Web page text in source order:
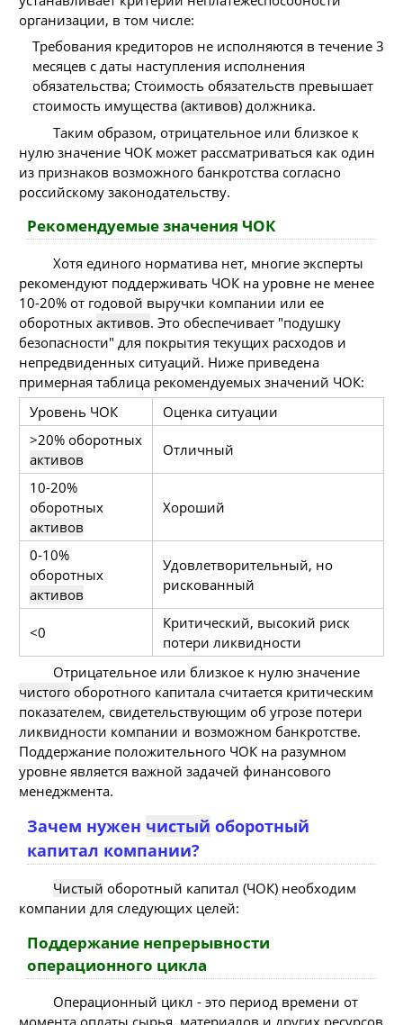
организации, в том числе:
Требования кредиторов не исполняются в течение 3
месяцев с даты наступления исполнения
обязательства; Стоимость обязательств превышает
стоимость имущества (активов) должника.
Таким образом, отрицательное или близкое к
нулю значение ЧОК может рассматриваться как один
из признаков возможного банкротства согласно
российскому законодательству.
Рекомендуемые значения ЧОК
Хотя единого норматива нет, многие эксперты
рекомендуют поддерживать ЧОК на уровне не менее
10-20% от годовой выручки компании или ее
оборотных активов. Это обеспечивает "подушку
безопасности" для покрытия текущих расходов и
непредвиденных ситуаций. Ниже приведена
примерная таблица рекомендуемых значений ЧОК:
Уровень ЧОК
Оценка ситуации
>20% оборотных
активов
Отличный
10-20%
оборотных
активов
Хороший
0-10%
оборотных
активов
Удовлетворительный, но
рискованный
<0
Критический, высокий риск
потери ликвидности
Отрицательное или близкое к нулю значение
чистого оборотного капитала считается критическим
показателем, свидетельствующим об угрозе потери
ликвидности компании и возможном банкротстве.
Поддержание положительного ЧОК на разумном
уровне является важной задачей финансового
менеджмента.
Зачем нужен чистый оборотный
капитал компании?
Чистый оборотный капитал (ЧОК) необходим
компании для следующих целей:
Поддержание непрерывности
операционного цикла
Операционный цикл - это период времени от